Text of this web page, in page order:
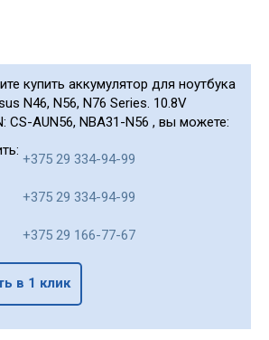
купить аккумулятор для ноутбука
N46, N56, N76 Series. 10.8V
CS-AUN56, NBA31-N56 , вы можете:
+375 29 334-94-99
+375 29 334-94-99
+375 29 166-77-67
в 1 клик